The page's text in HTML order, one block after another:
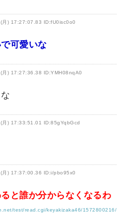
月) 17:27:07.83 ID:fU0isc0o0
可愛いな
月) 17:27:36.38 ID:YMH08nqA0
月) 17:33:51.01 ID:85gYqbGcd
月) 17:37:00.36 ID:i/pbo95x0
と誰か分からなくなるわ
test/read.cgi/keyakizaka46/1572800216/